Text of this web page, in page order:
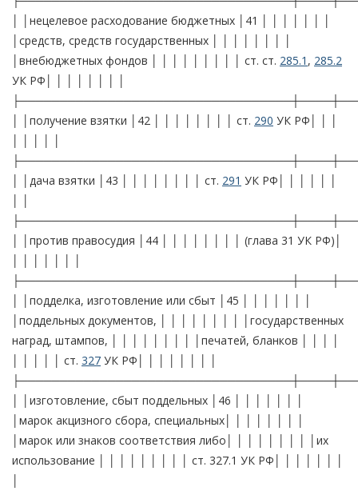
│ │нецелевое расходование бюджетных │41 │ │ │ │ │ │ │
│средств, средств государственных │ │ │ │ │ │ │ │
│внебюджетных фондов │ │ │ │ │ │ │ │ │ ст. ст. 285.1 , 285.2
УК РФ│ │ │ │ │ │ │ │
│ │получение взятки │42 │ │ │ │ │ │ │ │ ст. 290 УК РФ│ │ │
│ │дача взятки │43 │ │ │ │ │ │ │ │ ст. 291 УК РФ│ │ │ │ │ │
│ │против правосудия │44 │ │ │ │ │ │ │ │ (глава 31 УК РФ)│
│ │подделка, изготовление или сбыт │45 │ │ │ │ │ │ │
│поддельных документов, │ │ │ │ │ │ │ │ │государственных
наград, штампов, │ │ │ │ │ │ │ │ │печатей, бланков │ │ │ │
│ │ │ │ │ ст. 327 УК РФ│ │ │ │ │ │ │ │
│ │изготовление, сбыт поддельных │46 │ │ │ │ │ │ │
│марок акцизного сбора, специальных│ │ │ │ │ │ │ │
│марок или знаков соответствия либо│ │ │ │ │ │ │ │ │их
использование │ │ │ │ │ │ │ │ │ ст. 327.1 УК РФ│ │ │ │ │ │ │